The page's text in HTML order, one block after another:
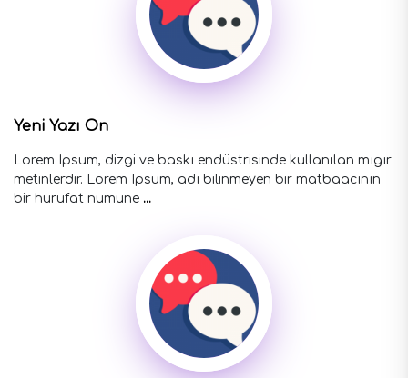
Yeni Yazı On
Lorem Ipsum, dizgi ve baskı endüstrisinde kullanılan mıgır
metinlerdir. Lorem Ipsum, adı bilinmeyen bir matbaacının
bir hurufat numune ...